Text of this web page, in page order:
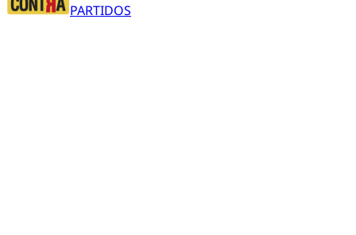
PARTIDOS